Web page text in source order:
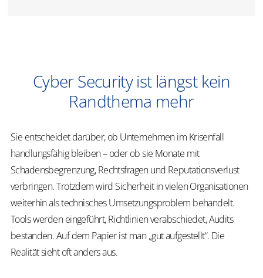
Cyber Security ist längst kein
Randthema mehr
Sie entscheidet darüber, ob Unternehmen im Krisenfall
handlungsfähig bleiben – oder ob sie Monate mit
Schadensbegrenzung, Rechtsfragen und Reputationsverlust
verbringen. Trotzdem wird Sicherheit in vielen Organisationen
weiterhin als technisches Umsetzungsproblem behandelt.
Tools werden eingeführt, Richtlinien verabschiedet, Audits
bestanden. Auf dem Papier ist man „gut aufgestellt“. Die
Realität sieht oft anders aus.